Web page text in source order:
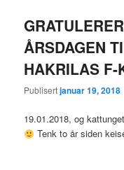
ÅRSDAGEN
HAKRILAS F-
Publisertjanuar 19, 2018
19.01.2018, og
Tenk to år siden